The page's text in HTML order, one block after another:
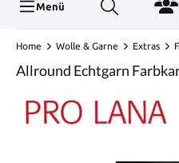
Menü
Home Wolle & Garne Extras
Allround Echtgarn